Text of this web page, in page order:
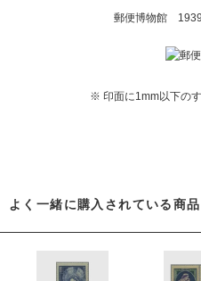
郵便博物館
※ 印面に1mm以下の
よく一緒に購入されている商品